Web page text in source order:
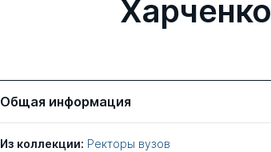
Общая информация
Из коллекции: Ректоры вузов